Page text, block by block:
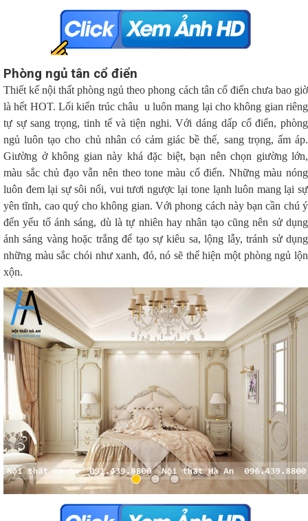
Phòng ngủ tân cổ điển
Thiết kế nội thất phòng ngủ theo phong cách tân cổ điển chưa bao giờ
là hết HOT. Lối kiến trúc châu  u luôn mang lại cho không gian riêng
tự sự sang trọng, tinh tế và tiện nghi. Với dáng dấp cổ điển, phòng
ngủ luôn tạo cho chủ nhân có cảm giác bề thế, sang trọng, ấm áp.
Giường ở không gian này khá đặc biệt, bạn nên chọn giường lớn,
màu sắc chủ đạo vẫn nên theo tone màu cổ điển. Những màu nóng
luôn đem lại sự sôi nổi, vui tươi ngược lại tone lạnh luôn mang lại sự
yên tĩnh, cao quý cho không gian. Với phong cách này bạn cần chú ý
đến yếu tố ánh sáng, dù là tự nhiên hay nhân tạo cũng nên sử dụng
ánh sáng vàng hoặc trắng để tạo sự kiêu sa, lộng lẫy, tránh sử dụng
những màu sắc chói như xanh, đỏ, nó sẽ thể hiện một phòng ngủ lộn
xộn.